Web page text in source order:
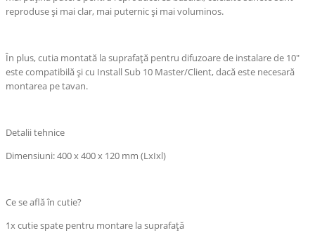
reproduse și mai clar, mai puternic și mai voluminos.
În plus, cutia montată la suprafață pentru difuzoare de instalare de 10"
este compatibilă și cu Install Sub 10 Master/Client, dacă este necesară
montarea pe tavan.
Detalii tehnice
Dimensiuni: 400 x 400 x 120 mm (LxIxl)
Ce se află în cutie?
1x cutie spate pentru montare la suprafață